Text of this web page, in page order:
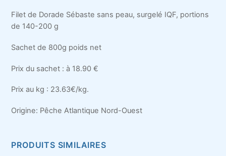
Filet de Dorade Sébaste sans peau, surgelé IQF, portions
de 140-200 g
Sachet de 800g poids net
Prix du sachet : à 18.90 €
Prix au kg : 23.63€/kg.
Origine: Pêche Atlantique Nord-Ouest
PRODUITS SIMILAIRES